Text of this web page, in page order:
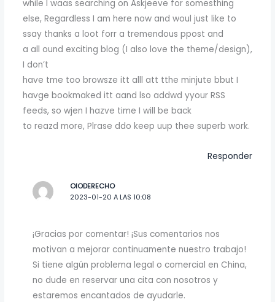
while I waas searching on Askjeeve for somesthing
else, Regardless I am here now and woul just like to
ssay thanks a loot forr a tremendous ppost and
a all ound exciting blog (I also love the theme/design),
I don’t
have tme too browsze itt alll att tthe minjute bbut I
havge bookmaked itt aand lso addwd yyour RSS
feeds, so wjen I hazve time I will be back
to reazd more, Plrase ddo keep uup thee superb work.
Responder
OIODERECHO
2023-01-20 A LAS 10:08
¡Gracias por comentar! ¡Sus comentarios nos
motivan a mejorar continuamente nuestro trabajo!
Si tiene algún problema legal o comercial en China,
no dude en reservar una cita con nosotros y
estaremos encantados de ayudarle.